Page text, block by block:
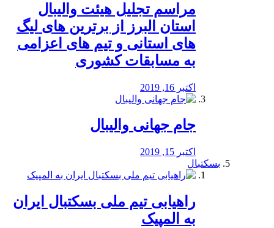
مراسم تجلیل هیئت والیبال
استان البرز از برترین های لیگ
های استانی و تیم های اعزامی
به مسابقات کشوری
اکتبر 16, 2019
جام جهانی والیبال
اکتبر 15, 2019
بسکتبال
راهیابی تیم ملی بسکتبال ایران
به المپیک